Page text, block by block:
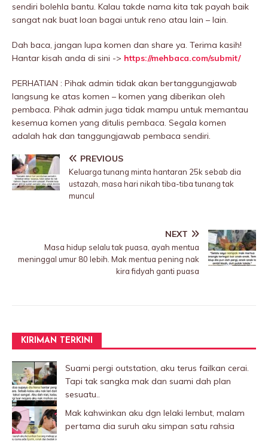
sendiri bolehla bantu. Kalau takde nama kita tak payah baik
sangat nak buat loan bagai untuk reno atau lain – lain.
Dah baca, jangan lupa komen dan share ya. Terima kasih!
Hantar kisah anda di sini -> https://mehbaca.com/submit/
PERHATIAN : Pihak admin tidak akan bertanggungjawab
langsung ke atas komen – komen yang diberikan oleh
pembaca. Pihak admin juga tidak mampu untuk memantau
kesemua komen yang ditulis pembaca. Segala komen
adalah hak dan tanggungjawab pembaca sendiri.
PREVIOUS
Keluarga tunang minta hantaran 25k sebab dia
ustazah, masa hari nikah tiba-tiba tunang tak
muncul
NEXT
Masa hidup selalu tak puasa, ayah mentua
meninggaI umur 80 lebih. Mak mentua pening nak
kira fidyah ganti puasa
KIRIMAN TERKINI
Suami pergi outstation, aku terus failkan cerai.
Tapi tak sangka mak dan suami dah plan
sesuatu..
Mak kahwinkan aku dgn lelaki Iembut, malam
pertama dia suruh aku simpan satu rahsia